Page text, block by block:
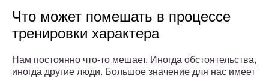
Что может помешать в процессе
тренировки характера
Нам постоянно что-то мешает. Иногда обстоятельства,
иногда другие люди. Большое значение для нас имеет